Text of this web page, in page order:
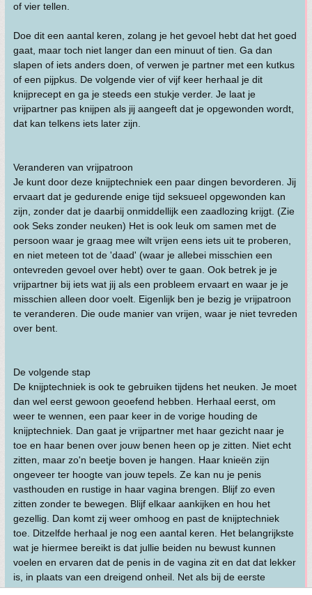
of vier tellen.
Doe dit een aantal keren, zolang je het gevoel hebt dat het goed
gaat, maar toch niet langer dan een minuut of tien. Ga dan
slapen of iets anders doen, of verwen je partner met een kutkus
of een pijpkus. De volgende vier of vijf keer herhaal je dit
knijprecept en ga je steeds een stukje verder. Je laat je
vrijpartner pas knijpen als jij aangeeft dat je opgewonden wordt,
dat kan telkens iets later zijn.
Veranderen van vrijpatroon
Je kunt door deze knijptechniek een paar dingen bevorderen. Jij
ervaart dat je gedurende enige tijd seksueel opgewonden kan
zijn, zonder dat je daarbij onmiddellijk een zaadlozing krijgt. (Zie
ook Seks zonder neuken) Het is ook leuk om samen met de
persoon waar je graag mee wilt vrijen eens iets uit te proberen,
en niet meteen tot de 'daad' (waar je allebei misschien een
ontevreden gevoel over hebt) over te gaan. Ook betrek je je
vrijpartner bij iets wat jij als een probleem ervaart en waar je je
misschien alleen door voelt. Eigenlijk ben je bezig je vrijpatroon
te veranderen. Die oude manier van vrijen, waar je niet tevreden
over bent.
De volgende stap
De knijptechniek is ook te gebruiken tijdens het neuken. Je moet
dan wel eerst gewoon geoefend hebben. Herhaal eerst, om
weer te wennen, een paar keer in de vorige houding de
knijptechniek. Dan gaat je vrijpartner met haar gezicht naar je
toe en haar benen over jouw benen heen op je zitten. Niet echt
zitten, maar zo'n beetje boven je hangen. Haar knieën zijn
ongeveer ter hoogte van jouw tepels. Ze kan nu je penis
vasthouden en rustige in haar vagina brengen. Blijf zo even
zitten zonder te bewegen. Blijf elkaar aankijken en hou het
gezellig. Dan komt zij weer omhoog en past de knijptechniek
toe. Ditzelfde herhaal je nog een aantal keren. Het belangrijkste
wat je hiermee bereikt is dat jullie beiden nu bewust kunnen
voelen en ervaren dat de penis in de vagina zit en dat dat lekker
is, in plaats van een dreigend onheil. Net als bij de eerste
knijptechniek-oefening, ga je nu de tijd dat de penis in de vagina